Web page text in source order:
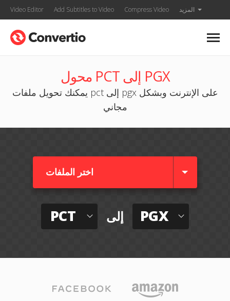
Video Editor Add Subtitles to Video Compress Video المزيد
محول PCT إلى PGX
يمكنك تحويل ملفات pct إلى pgx على الإنترنت وبشكل
مجاني
اختر الملفات
PCT إلى PGX